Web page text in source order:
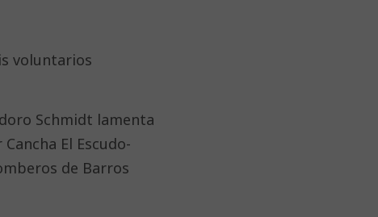
voluntarios
Schmidt lamenta
El Escudo-
de Barros